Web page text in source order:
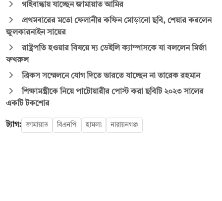
গাইবান্ধায় যাচ্ছেন জামায়াত আমির
প্রথমবারের মতো ফেলানীর কফিন মোড়ানো ছবি, শেয়ার করলেন
জুলকারনাইন সায়ের
রাষ্ট্রপতি হওয়ার বিষয়ে দ্য ডেইলি ক্যাম্পাসকে যা বললেন মির্জা
ফখরুল
ব্রিকস সম্মেলনে যোগ দিতে ভারতে যাচ্ছেন না তারেক রহমান
শিক্ষামন্ত্রীকে নিয়ে পাটোয়ারীর পোস্ট করা ছবিটি ২০২৩ সালের
একটি টকশোর
ট্যাগ: জামায়াত বিএনপি হামলা নারায়নগঞ্জ